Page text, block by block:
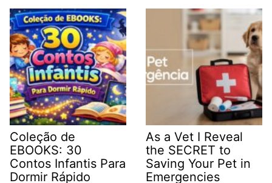
Coleção de
EBOOKS: 30
Contos Infantis Para
Dormir Rápido
As a Vet I Reveal
the SECRET to
Saving Your Pet in
Emergencies